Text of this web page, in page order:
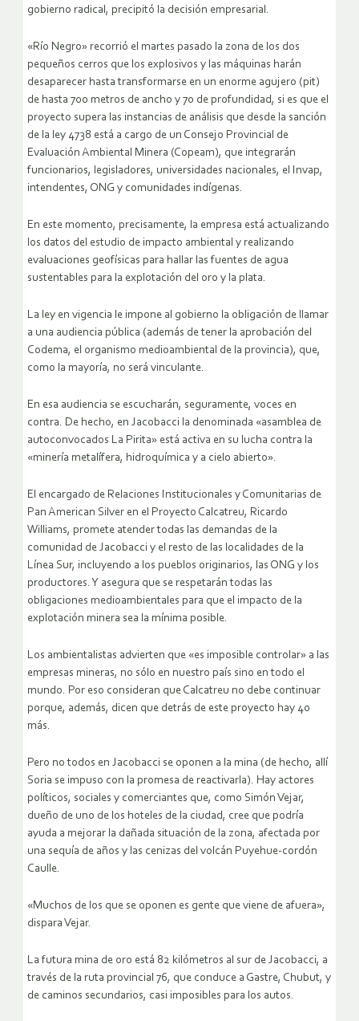
gobierno radical, precipitó la decisión empresarial.
«Río Negro» recorrió el martes pasado la zona de los dos
pequeños cerros que los explosivos y las máquinas harán
desaparecer hasta transformarse en un enorme agujero (pit)
de hasta 700 metros de ancho y 70 de profundidad, si es que el
proyecto supera las instancias de análisis que desde la sanción
de la ley 4738 está a cargo de un Consejo Provincial de
Evaluación Ambiental Minera (Copeam), que integrarán
funcionarios, legisladores, universidades nacionales, el Invap,
intendentes, ONG y comunidades indígenas.
En este momento, precisamente, la empresa está actualizando
los datos del estudio de impacto ambiental y realizando
evaluaciones geofísicas para hallar las fuentes de agua
sustentables para la explotación del oro y la plata.
La ley en vigencia le impone al gobierno la obligación de llamar
a una audiencia pública (además de tener la aprobación del
Codema, el organismo medioambiental de la provincia), que,
como la mayoría, no será vinculante.
En esa audiencia se escucharán, seguramente, voces en
contra. De hecho, en Jacobacci la denominada «asamblea de
autoconvocados La Pirita» está activa en su lucha contra la
«minería metalífera, hidroquímica y a cielo abierto».
El encargado de Relaciones Institucionales y Comunitarias de
Pan American Silver en el Proyecto Calcatreu, Ricardo
Williams, promete atender todas las demandas de la
comunidad de Jacobacci y el resto de las localidades de la
Línea Sur, incluyendo a los pueblos originarios, las ONG y los
productores. Y asegura que se respetarán todas las
obligaciones medioambientales para que el impacto de la
explotación minera sea la mínima posible.
Los ambientalistas advierten que «es imposible controlar» a las
empresas mineras, no sólo en nuestro país sino en todo el
mundo. Por eso consideran que Calcatreu no debe continuar
porque, además, dicen que detrás de este proyecto hay 40
más.
Pero no todos en Jacobacci se oponen a la mina (de hecho, allí
Soria se impuso con la promesa de reactivarla). Hay actores
políticos, sociales y comerciantes que, como Simón Vejar,
dueño de uno de los hoteles de la ciudad, cree que podría
ayuda a mejorar la dañada situación de la zona, afectada por
una sequía de años y las cenizas del volcán Puyehue-cordón
Caulle.
«Muchos de los que se oponen es gente que viene de afuera»,
dispara Vejar.
La futura mina de oro está 82 kilómetros al sur de Jacobacci, a
través de la ruta provincial 76, que conduce a Gastre, Chubut, y
de caminos secundarios, casi imposibles para los autos.